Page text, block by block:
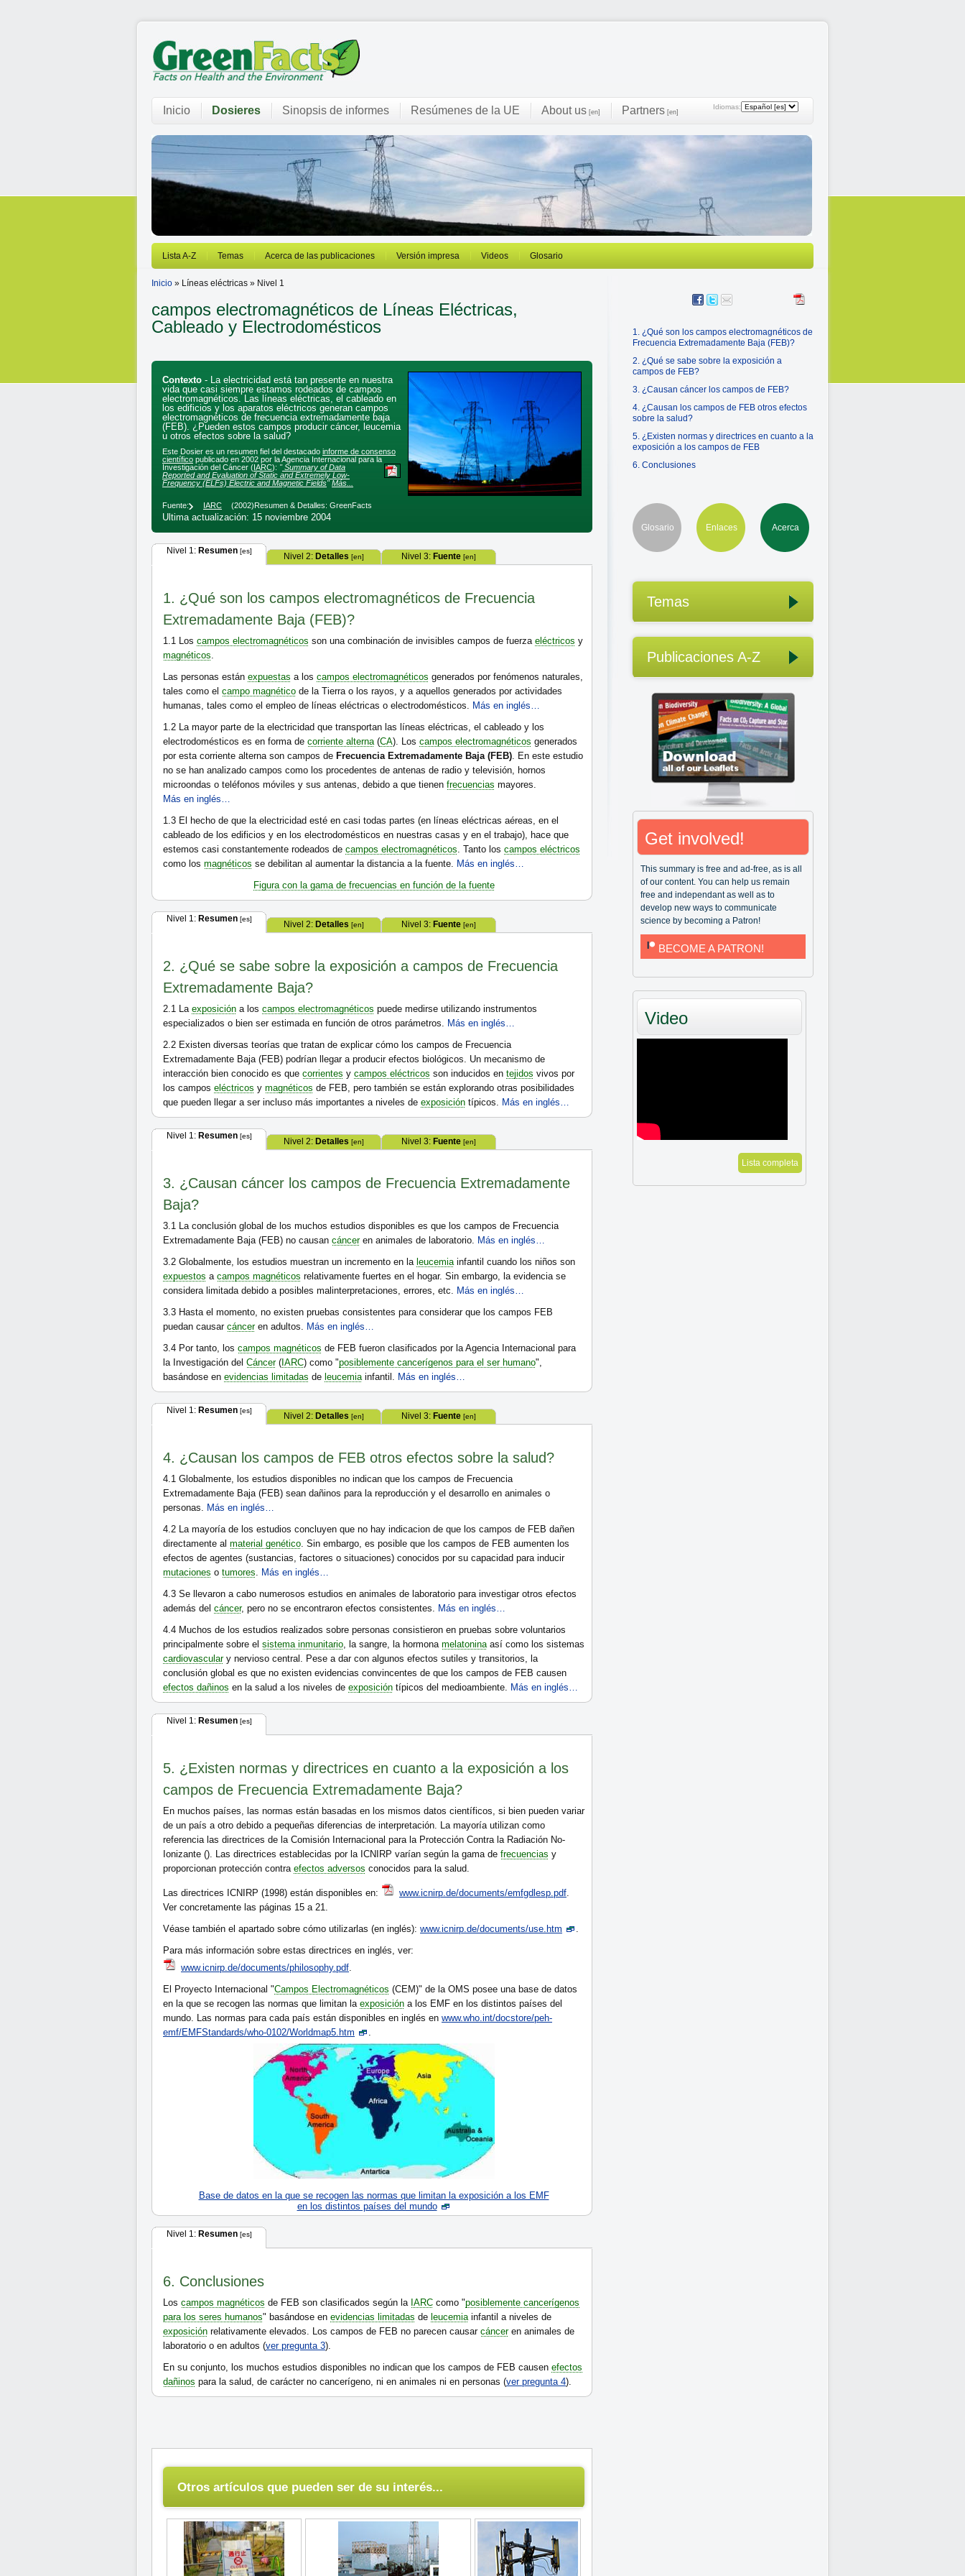
Idiomas:
Inicio Dosieres Sinopsis de informes Resúmenes de la UE About us [en] Partners [en]
Lista A-Z Temas Acerca de las publicaciones Versión impresa Videos Glosario
Inicio » Líneas eléctricas » Nivel 1
campos electromagnéticos de Líneas Eléctricas,
Cableado y Electrodomésticos
Contexto - La electricidad está tan presente en nuestra
vida que casi siempre estamos rodeados de campos
electromagnéticos. Las líneas eléctricas, el cableado en
los edificios y los aparatos eléctricos generan campos
electromagnéticos de frecuencia extremadamente baja
(FEB). ¿Pueden estos campos producir cáncer, leucemia
u otros efectos sobre la salud?
Este Dosier es un resumen fiel del destacado informe de consenso
científico publicado en 2002 por la Agencia Internacional para la
Investigación del Cáncer (IARC): " Summary of Data
Reported and Evaluation of Static and Extremely Low-
Frequency (ELFs) Electric and Magnetic Fields" Más...
Fuente: IARC (2002)Resumen & Detalles: GreenFacts
Ultima actualización: 15 noviembre 2004
Nivel 1: Resumen[es]
Nivel 2: Detalles [en] Nivel 3: Fuente [en]
1. ¿Qué son los campos electromagnéticos de Frecuencia
Extremadamente Baja (FEB)?
1.1 Los campos electromagnéticos son una combinación de invisibles campos de fuerza eléctricos y
magnéticos.
Las personas están expuestas a los campos electromagnéticos generados por fenómenos naturales,
tales como el campo magnético de la Tierra o los rayos, y a aquellos generados por actividades
humanas, tales como el empleo de líneas eléctricas o electrodomésticos. Más en inglés…
1.2 La mayor parte de la electricidad que transportan las líneas eléctricas, el cableado y los
electrodomésticos es en forma de corriente alterna(CA). Los campos electromagnéticos generados
por esta corriente alterna son campos de Frecuencia Extremadamente Baja (FEB). En este estudio
no se han analizado campos como los procedentes de antenas de radio y televisión, hornos
microondas o teléfonos móviles y sus antenas, debido a que tienen frecuencias mayores.
Más en inglés…
1.3 El hecho de que la electricidad esté en casi todas partes (en líneas eléctricas aéreas, en el
cableado de los edificios y en los electrodomésticos en nuestras casas y en el trabajo), hace que
estemos casi constantemente rodeados de campos electromagnéticos. Tanto los campos eléctricos
como los magnéticos se debilitan al aumentar la distancia a la fuente. Más en inglés…
Figura con la gama de frecuencias en función de la fuente
Nivel 1: Resumen[es]
Nivel 2: Detalles [en] Nivel 3: Fuente [en]
2. ¿Qué se sabe sobre la exposición a campos de Frecuencia
Extremadamente Baja?
2.1 La exposición a los campos electromagnéticos puede medirse utilizando instrumentos
especializados o bien ser estimada en función de otros parámetros. Más en inglés…
2.2 Existen diversas teorías que tratan de explicar cómo los campos de Frecuencia
Extremadamente Baja (FEB) podrían llegar a producir efectos biológicos. Un mecanismo de
interacción bien conocido es que corrientes y campos eléctricos son inducidos en tejidos vivos por
los campos eléctricos y magnéticos de FEB, pero también se están explorando otras posibilidades
que pueden llegar a ser incluso más importantes a niveles de exposición típicos. Más en inglés…
Nivel 1: Resumen[es]
Nivel 2: Detalles [en] Nivel 3: Fuente [en]
3. ¿Causan cáncer los campos de Frecuencia Extremadamente
Baja?
3.1 La conclusión global de los muchos estudios disponibles es que los campos de Frecuencia
Extremadamente Baja (FEB) no causan cánceren animales de laboratorio. Más en inglés…
3.2 Globalmente, los estudios muestran un incremento en la leucemiainfantil cuando los niños son
expuestos a campos magnéticos relativamente fuertes en el hogar. Sin embargo, la evidencia se
considera limitada debido a posibles malinterpretaciones, errores, etc. Más en inglés…
3.3 Hasta el momento, no existen pruebas consistentes para considerar que los campos FEB
puedan causar cánceren adultos. Más en inglés…
3.4 Por tanto, los campos magnéticos de FEB fueron clasificados por la Agencia Internacional para
la Investigación del Cáncer( IARC) como "posiblemente cancerígenos para el ser humano",
basándose en evidencias limitadas de leucemiainfantil. Más en inglés…
Nivel 1: Resumen[es]
Nivel 2: Detalles [en] Nivel 3: Fuente [en]
4. ¿Causan los campos de FEB otros efectos sobre la salud?
4.1 Globalmente, los estudios disponibles no indican que los campos de Frecuencia
Extremadamente Baja (FEB) sean dañinos para la reproducción y el desarrollo en animales o
personas. Más en inglés…
4.2 La mayoría de los estudios concluyen que no hay indicacion de que los campos de FEB dañen
directamente al material genético. Sin embargo, es posible que los campos de FEB aumenten los
efectos de agentes (sustancias, factores o situaciones) conocidos por su capacidad para inducir
mutaciones o tumores. Más en inglés…
4.3 Se llevaron a cabo numerosos estudios en animales de laboratorio para investigar otros efectos
además del cáncer, pero no se encontraron efectos consistentes. Más en inglés…
4.4 Muchos de los estudios realizados sobre personas consistieron en pruebas sobre voluntarios
principalmente sobre el sistema inmunitario, la sangre, la hormona melatoninaasí como los sistemas
cardiovasculary nervioso central. Pese a dar con algunos efectos sutiles y transitorios, la
conclusión global es que no existen evidencias convincentes de que los campos de FEB causen
efectos dañinos en la salud a los niveles de exposición típicos del medioambiente. Más en inglés…
Nivel 1: Resumen[es]
5. ¿Existen normas y directrices en cuanto a la exposición a los
campos de Frecuencia Extremadamente Baja?
En muchos países, las normas están basadas en los mismos datos científicos, si bien pueden variar
de un país a otro debido a pequeñas diferencias de interpretación. La mayoría utilizan como
referencia las directrices de la Comisión Internacional para la Protección Contra la Radiación No-
Ionizante (). Las directrices establecidas por la ICNIRP varían según la gama de frecuencias y
proporcionan protección contra efectos adversos conocidos para la salud.
Las directrices ICNIRP (1998) están disponibles en: www.icnirp.de/documents/emfgdlesp.pdf.
Ver concretamente las páginas 15 a 21.
Véase también el apartado sobre cómo utilizarlas (en inglés): www.icnirp.de/documents/use.htm
.
Para más información sobre estas directrices en inglés, ver:
www.icnirp.de/documents/philosophy.pdf.
El Proyecto Internacional "Campos Electromagnéticos (CEM)" de la OMS posee una base de datos
en la que se recogen las normas que limitan la exposición a los EMF en los distintos países del
mundo. Las normas para cada país están disponibles en inglés en www.who.int/docstore/peh-
emf/EMFStandards/who-0102/Worldmap5.htm
.
Base de datos en la que se recogen las normas que limitan la exposición a los EMF
en los distintos países del mundo
Nivel 1: Resumen[es]
6. Conclusiones
Los campos magnéticos de FEB son clasificados según la IARC como "posiblemente cancerígenos
para los seres humanos" basándose en evidencias limitadas de leucemiainfantil a niveles de
exposición relativamente elevados. Los campos de FEB no parecen causar cánceren animales de
laboratorio o en adultos (ver pregunta 3).
En su conjunto, los muchos estudios disponibles no indican que los campos de FEB causen efectos
dañinos para la salud, de carácter no cancerígeno, ni en animales ni en personas (ver pregunta 4).
Otros artículos que pueden ser de su interés...
1. ¿Qué son los campos electromagnéticos de
Frecuencia Extremadamente Baja (FEB)?
2. ¿Qué se sabe sobre la exposición a
campos de FEB?
3. ¿Causan cáncer los campos de FEB?
4. ¿Causan los campos de FEB otros efectos
sobre la salud?
5. ¿Existen normas y directrices en cuanto a la
exposición a los campos de FEB
6. Conclusiones
Glosario Enlaces Acerca
Temas
Publicaciones A-Z
Get involved!
This summary is free and ad-free, as is all
of our content. You can help us remain
free and independant as well as to
develop new ways to communicate
science by becoming a Patron!
BECOME A PATRON!
Video
Lista completa